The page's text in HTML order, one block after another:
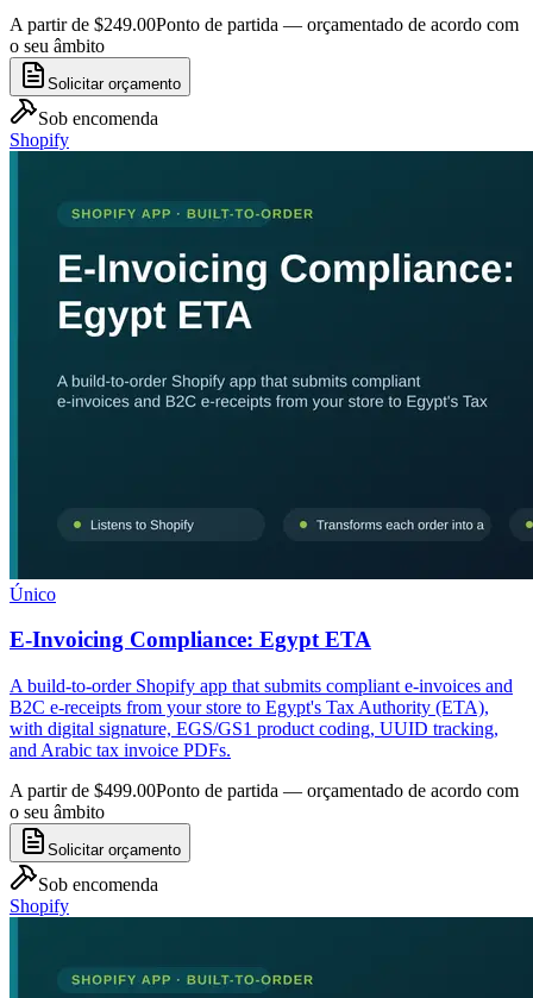
A partir de $249.00Ponto de partida — orçamentado de acordo com
o seu âmbito
Solicitar orçamento
Sob encomenda
Shopify
Único
E-Invoicing Compliance: Egypt ETA
A build-to-order Shopify app that submits compliant e-invoices and
B2C e-receipts from your store to Egypt's Tax Authority (ETA),
with digital signature, EGS/GS1 product coding, UUID tracking,
and Arabic tax invoice PDFs.
A partir de $499.00Ponto de partida — orçamentado de acordo com
o seu âmbito
Solicitar orçamento
Sob encomenda
Shopify